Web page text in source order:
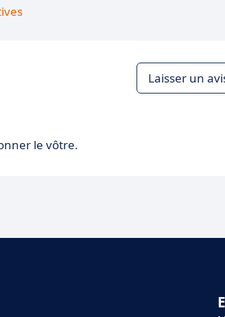
Laisser un
le vôtre.